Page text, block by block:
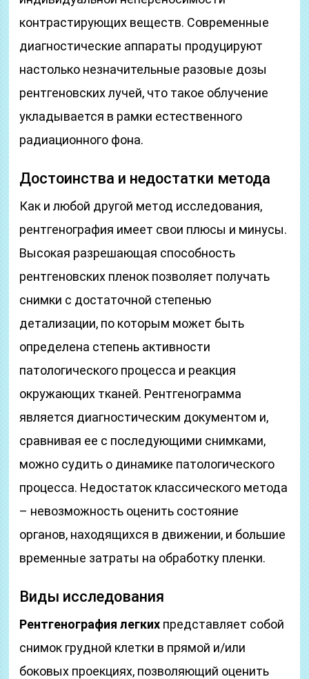
контрастирующих веществ. Современные
диагностические аппараты продуцируют
настолько незначительные разовые дозы
рентгеновских лучей, что такое облучение
укладывается в рамки естественного
радиационного фона.
Достоинства и недостатки метода
Как и любой другой метод исследования,
рентгенография имеет свои плюсы и минусы.
Высокая разрешающая способность
рентгеновских пленок позволяет получать
снимки с достаточной степенью
детализации, по которым может быть
определена степень активности
патологического процесса и реакция
окружающих тканей. Рентгенограмма
является диагностическим документом и,
сравнивая ее с последующими снимками,
можно судить о динамике патологического
процесса. Недостаток классического метода
– невозможность оценить состояние
органов, находящихся в движении, и большие
временные затраты на обработку пленки.
Виды исследования
Рентгенография легких представляет собой
снимок грудной клетки в прямой и/или
боковых проекциях, позволяющий оценить